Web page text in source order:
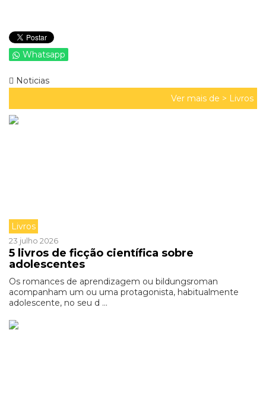
Whatsapp
Noticias
Ver mais de > Livros
Livros
23 julho 2026
5 livros de ficção científica sobre
adolescentes
Os romances de aprendizagem ou bildungsroman
acompanham um ou uma protagonista, habitualmente
adolescente, no seu d ...